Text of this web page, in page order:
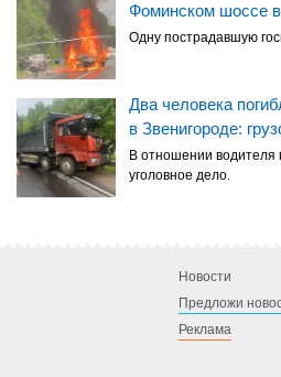
Фоминском шоссе
Одну пострадавшую
Два человека
в Звенигороде:
В отношении водителя
уголовное дело.
Новости
Предложи
Реклама